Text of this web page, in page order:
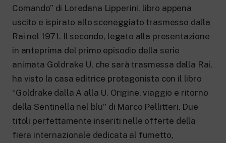
New 24 ore su 24: attualità, ultime notizie
e aggiornamenti.
Le redazioni regionali di RaiNews.
Rai TgR
Approfondimenti culturali su Arte,
Letteratura, Storia e molto altro.
Rai Cultura
Rai Scuola
Comando” di Loredana Lipperini, libro appena
uscito e ispirato allo sceneggiato trasmesso dalla
Rai nel 1971. Il secondo, legato alla presentazione
in anteprima del primo episodio della serie
animata Goldrake U, che sarà trasmessa dalla Rai,
ha visto la casa editrice protagonista con il libro
“Goldrake dalla A alla U. Origine, viaggio e ritorno
della Sentinella nel blu” di Marco Pellitteri. Due
titoli perfettamente inseriti nelle offerte della
fiera internazionale dedicata al fumetto,